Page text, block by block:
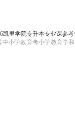
凯里学院专升本专业课参
小学教育考小学教育学